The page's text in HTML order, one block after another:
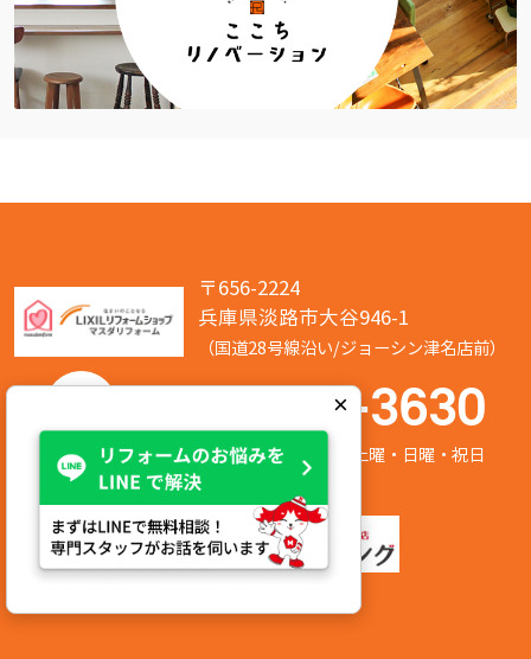
〒656-2224
兵庫県淡路市大谷946-1
（国道28号線沿い/ジョーシン津名店前）
050-7586-3630
営業時間:8:00～17:00 定休日:第2/第4土曜・日曜・祝日
×